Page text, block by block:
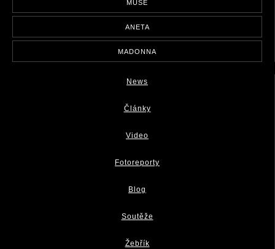
MUSE
ANETA
MADONNA
News
Články
Video
Fotoreporty
Blog
Soutěže
Žebřík